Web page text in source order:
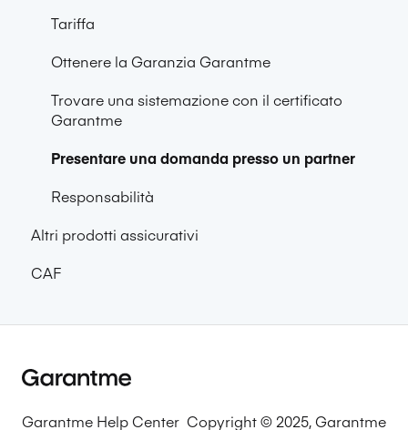
Tariffa
Ottenere la Garanzia Garantme
Trovare una sistemazione con il certificato
Garantme
Presentare una domanda presso un partner
Responsabilità
Altri prodotti assicurativi
CAF
Garantme Help Center Copyright © 2025, Garantme